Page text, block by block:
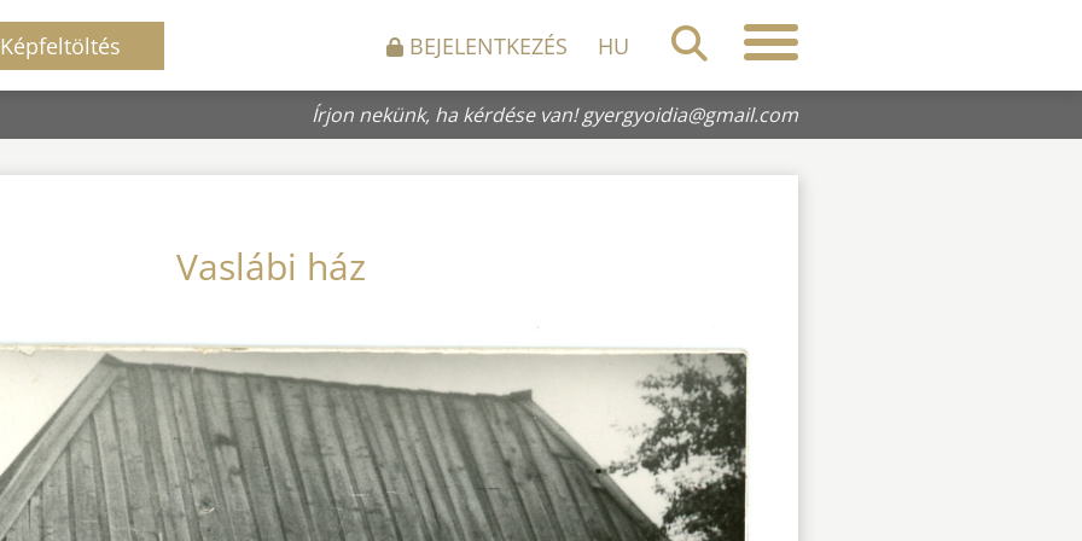
Képfeltöltés BEJELENTKEZÉS HU
Írjon nekünk, ha kérdése van!gyergyoidia@gmail.com
Vaslábi ház